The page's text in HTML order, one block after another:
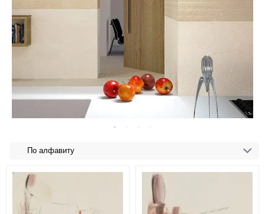
По алфавиту